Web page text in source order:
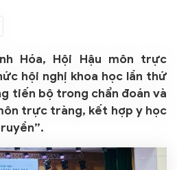
Hóa, Hội Hậu môn trực
hội nghị khoa học lần thứ
tiến bộ trong chẩn đoán và
trực tràng, kết hợp y học